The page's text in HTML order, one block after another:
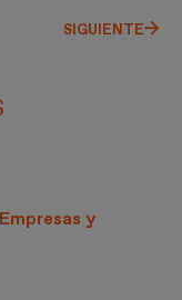
SIGUIENTE
y